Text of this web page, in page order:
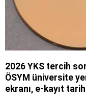
2026 YKS tercih
ÖSYM üniversite
ekranı, e-kayıt